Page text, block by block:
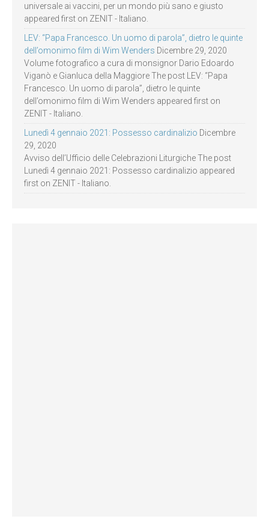
universale ai vaccini, per un mondo più sano e giusto
appeared first on ZENIT - Italiano.
LEV: “Papa Francesco. Un uomo di parola”, dietro le quinte
dell’omonimo film di Wim Wenders Dicembre 29, 2020
Volume fotografico a cura di monsignor Dario Edoardo
Viganò e Gianluca della Maggiore The post LEV: “Papa
Francesco. Un uomo di parola”, dietro le quinte
dell’omonimo film di Wim Wenders appeared first on
ZENIT - Italiano.
Lunedì 4 gennaio 2021: Possesso cardinalizio Dicembre
29, 2020
Avviso dell’Ufficio delle Celebrazioni Liturgiche The post
Lunedì 4 gennaio 2021: Possesso cardinalizio appeared
first on ZENIT - Italiano.